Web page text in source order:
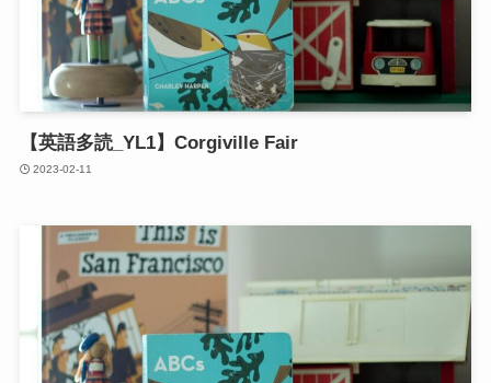
【英語多読_YL1】Corgiville Fair
2023-02-11